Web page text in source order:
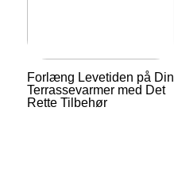
Forlæng Levetiden på Din
Terrassevarmer med Det
Rette Tilbehør